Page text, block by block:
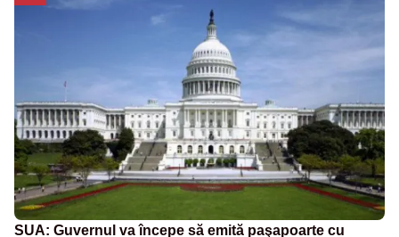
SUA: Guvernul va începe să emită paşapoarte cu